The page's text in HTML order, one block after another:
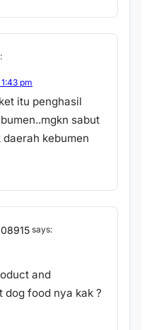
pm
itu penghasil
sabut
kebumen
says:
and
food nya kak ?